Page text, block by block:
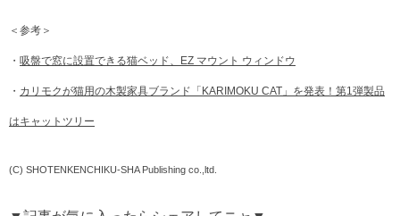
＜参考＞
・ 吸盤で窓に設置できる猫ベッド、EZ マウント ウィンドウ
・ カリモクが猫用の木製家具ブランド「KARIMOKU CAT」を発表！第1弾製品
はキャットツリー
(C) SHOTENKENCHIKU-SHA Publishing co.,ltd.